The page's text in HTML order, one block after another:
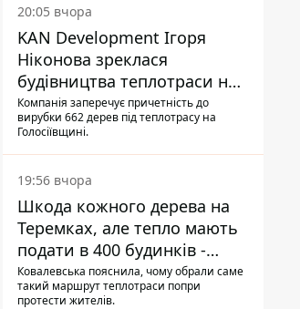
20:05 вчора
KAN Development Ігоря
Ніконова зреклася
будівництва теплотраси на
Теремках
Компанія заперечує причетність до
вирубки 662 дерев під теплотрасу на
Голосіївщині.
19:56 вчора
Шкода кожного дерева на
Теремках, але тепло мають
подати в 400 будинків -
депутатка Київради
Ковалевська пояснила, чому обрали саме
такий маршрут теплотраси попри
протести жителів.